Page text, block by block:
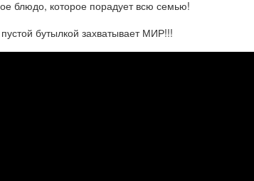
блюдо, которое порадует всю семью!
бутылкой захватывает МИР!!!